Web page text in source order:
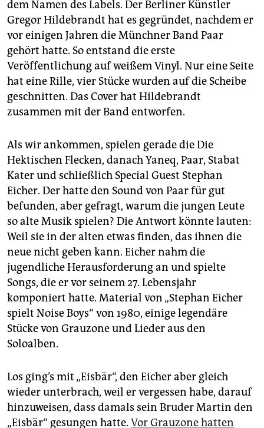
dem Namen des Labels. Der Berliner Künstler
Gregor Hildebrandt hat es gegründet, nachdem er
vor einigen Jahren die Münchner Band Paar
gehört hatte. So entstand die erste
Veröffentlichung auf weißem Vinyl. Nur eine Seite
hat eine Rille, vier Stücke wurden auf die Scheibe
geschnitten. Das Cover hat Hildebrandt
zusammen mit der Band entworfen.
Als wir ankommen, spielen gerade die Die
Hektischen Flecken, danach Yaneq, Paar, Stabat
Kater und schließlich Special Guest Stephan
Eicher. Der hatte den Sound von Paar für gut
befunden, aber gefragt, warum die jungen Leute
so alte Musik spielen? Die Antwort könnte lauten:
Weil sie in der alten etwas finden, das ihnen die
neue nicht geben kann. Eicher nahm die
jugendliche Herausforderung an und spielte
Songs, die er vor seinem 27. Lebensjahr
komponiert hatte. Material von „Stephan Eicher
spielt Noise Boys“ von 1980, einige legendäre
Stücke von Grauzone und Lieder aus den
Soloalben.
Los ging’s mit „Eisbär“, den Eicher aber gleich
wieder unterbrach, weil er vergessen habe, darauf
hinzuweisen, dass damals sein Bruder Martin den
„Eisbär“ gesungen hatte. Vor Grauzone hatten